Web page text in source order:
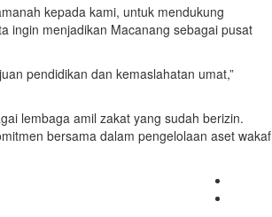
kepada kami, untuk mendukung
ingin menjadikan Macanang sebagai pusat
pendidikan dan kemaslahatan umat,”
lembaga amil zakat yang sudah berizin.
bersama dalam pengelolaan aset wakaf